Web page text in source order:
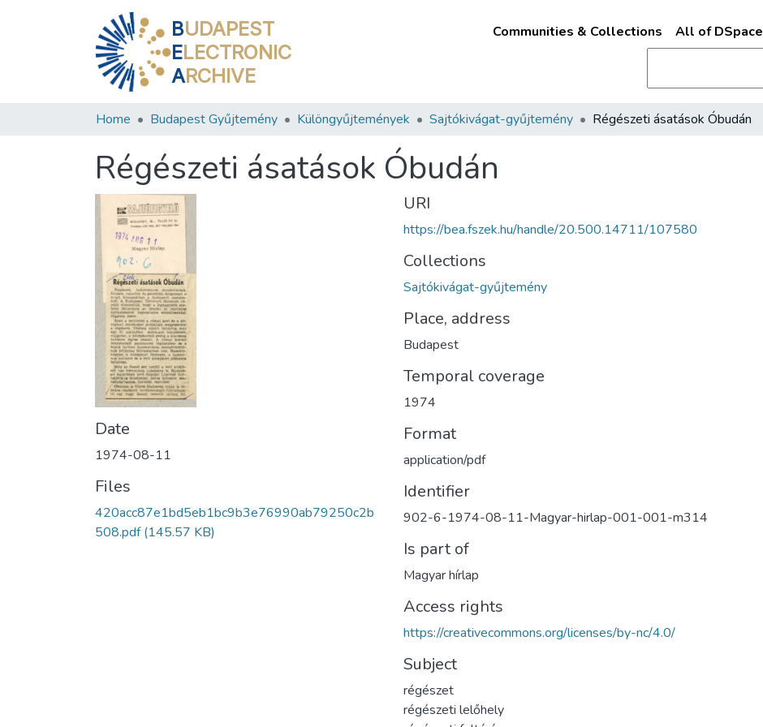
BUDAPEST
ELECTRONIC
ARCHIVE
Communities & Collections All of DSpace
Home Budapest Gyűjtemény Különgyűjtemények Sajtókivágat-gyűjtemény Régészeti ásatások Óbudán
Régészeti ásatások Óbudán
Date
1974-08-11
Files
420acc87e1bd5eb1bc9b3e76990ab79250c2b
508.pdf(145.57 KB)
URI
https://bea.fszek.hu/handle/20.500.14711/107580
Collections
Sajtókivágat-gyűjtemény
Place, address
Budapest
Temporal coverage
1974
Format
application/pdf
Identifier
902-6-1974-08-11-Magyar-hirlap-001-001-m314
Is part of
Magyar hírlap
Access rights
https://creativecommons.org/licenses/by-nc/4.0/
Subject
régészet
régészeti lelőhely